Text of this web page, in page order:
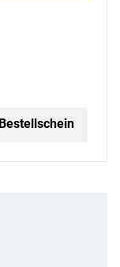
Bestellschein